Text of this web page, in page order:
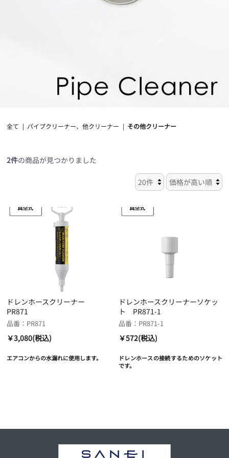
全て | パイプクリーナー、他クリーナー | その他クリーナー
2件の商品が見つかりました
ドレンホースクリーナー
PR871
品番：PR871
￥3,080(税込)
エアコンからの水漏れに使用します。
ドレンホースクリーナーソケッ
ト PR871-1
品番：PR871-1
￥572(税込)
ドレンホースの接続するためのソケット
です。